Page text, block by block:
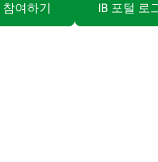
참여하기 IB 포털 로